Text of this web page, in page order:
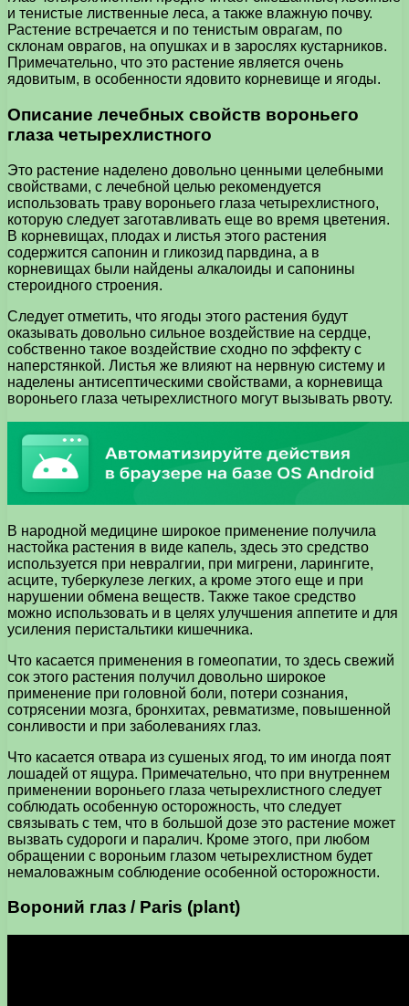
и тенистые лиственные леса, а также влажную почву.
Растение встречается и по тенистым оврагам, по
склонам оврагов, на опушках и в зарослях кустарников.
Примечательно, что это растение является очень
ядовитым, в особенности ядовито корневище и ягоды.
Описание лечебных свойств вороньего
глаза четырехлистного
Это растение наделено довольно ценными целебными
свойствами, с лечебной целью рекомендуется
использовать траву вороньего глаза четырехлистного,
которую следует заготавливать еще во время цветения.
В корневищах, плодах и листья этого растения
содержится сапонин и гликозид парвдина, а в
корневищах были найдены алкалоиды и сапонины
стероидного строения.
Следует отметить, что ягоды этого растения будут
оказывать довольно сильное воздействие на сердце,
собственно такое воздействие сходно по эффекту с
наперстянкой. Листья же влияют на нервную систему и
наделены антисептическими свойствами, а корневища
вороньего глаза четырехлистного могут вызывать рвоту.
В народной медицине широкое применение получила
настойка растения в виде капель, здесь это средство
используется при невралгии, при мигрени, ларингите,
асците, туберкулезе легких, а кроме этого еще и при
нарушении обмена веществ. Также такое средство
можно использовать и в целях улучшения аппетите и для
усиления перистальтики кишечника.
Что касается применения в гомеопатии, то здесь свежий
сок этого растения получил довольно широкое
применение при головной боли, потери сознания,
сотрясении мозга, бронхитах, ревматизме, повышенной
сонливости и при заболеваниях глаз.
Что касается отвара из сушеных ягод, то им иногда поят
лошадей от ящура. Примечательно, что при внутреннем
применении вороньего глаза четырехлистного следует
соблюдать особенную осторожность, что следует
связывать с тем, что в большой дозе это растение может
вызвать судороги и паралич. Кроме этого, при любом
обращении с вороньим глазом четырехлистном будет
немаловажным соблюдение особенной осторожности.
Вороний глаз / Paris (plant)